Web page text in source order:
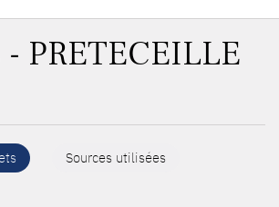
PRETECEILLE
Sources utilisées